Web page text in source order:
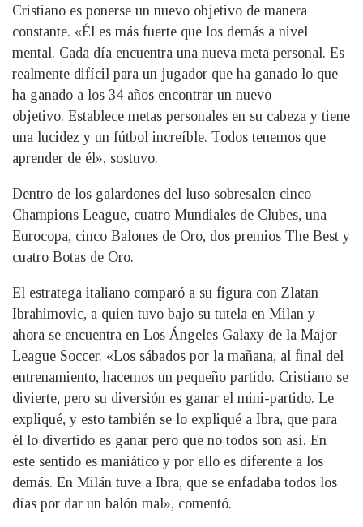
Cristiano es ponerse un nuevo objetivo de manera
constante. «Él es más fuerte que los demás a nivel
mental. Cada día encuentra una nueva meta personal. Es
realmente difícil para un jugador que ha ganado lo que
ha ganado a los 34 años encontrar un nuevo
objetivo. Establece metas personales en su cabeza y tiene
una lucidez y un fútbol increíble. Todos tenemos que
aprender de él», sostuvo.
Dentro de los galardones del luso sobresalen cinco
Champions League, cuatro Mundiales de Clubes, una
Eurocopa, cinco Balones de Oro, dos premios The Best y
cuatro Botas de Oro.
El estratega italiano comparó a su figura con Zlatan
Ibrahimovic, a quien tuvo bajo su tutela en Milan y
ahora se encuentra en Los Ángeles Galaxy de la Major
League Soccer. «Los sábados por la mañana, al final del
entrenamiento, hacemos un pequeño partido. Cristiano se
divierte, pero su diversión es ganar el mini-partido. Le
expliqué, y esto también se lo expliqué a Ibra, que para
él lo divertido es ganar pero que no todos son así. En
este sentido es maniático y por ello es diferente a los
demás. En Milán tuve a Ibra, que se enfadaba todos los
días por dar un balón mal», comentó.